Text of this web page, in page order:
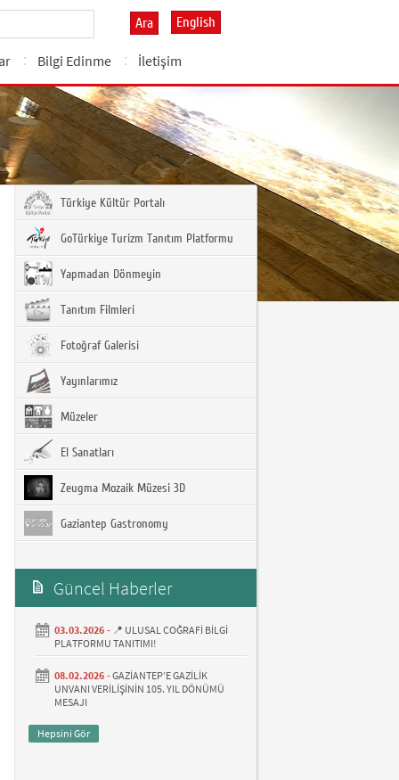
Ara English
Bilgi Edinme İletişim
Türkiye Kültür Portalı
GoTürkiye Turizm Tanıtım Platformu
Yapmadan Dönmeyin
Tanıtım Filmleri
Fotoğraf Galerisi
Yayınlarımız
Müzeler
El Sanatları
Zeugma Mozaik Müzesi 3D
Gaziantep Gastronomy
Güncel Haberler
03.03.2026 - 📍 ULUSAL COĞRAFİ BİLGİ
PLATFORMU TANITIMI!
08.02.2026 -GAZİANTEP’E GAZİLİK
UNVANI VERİLİŞİNİN 105. YIL DÖNÜMÜ
MESAJI
Hepsini Gör